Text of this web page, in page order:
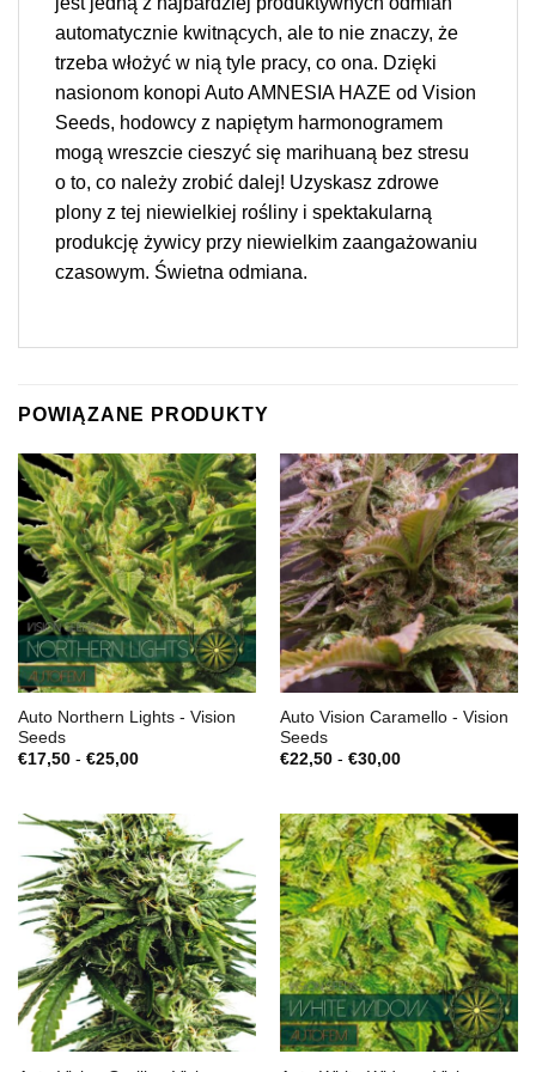
automatycznie kwitnących, ale to nie znaczy, że
trzeba włożyć w nią tyle pracy, co ona. Dzięki
nasionom konopi Auto AMNESIA HAZE od Vision
Seeds, hodowcy z napiętym harmonogramem
mogą wreszcie cieszyć się marihuaną bez stresu
o to, co należy zrobić dalej! Uzyskasz zdrowe
plony z tej niewielkiej rośliny i spektakularną
produkcję żywicy przy niewielkim zaangażowaniu
czasowym. Świetna odmiana.
POWIĄZANE PRODUKTY
Auto Northern Lights - Vision
Seeds
€17,50 - €25,00Zakres
€25,00
Auto Vision Caramello - Vision
Seeds
€22,50 - €30,00Zakres
€30,00